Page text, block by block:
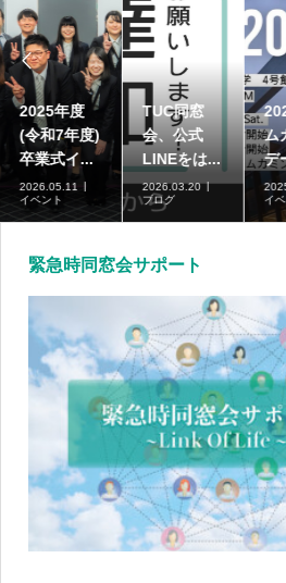

2025年度
(令和7年度)
卒業式イ...
2026.05.11
イベント
TUC同窓
会、公式
LINEをは...
2026.03.20
ブログ
ム
デ
イ
緊急時同窓会サポート